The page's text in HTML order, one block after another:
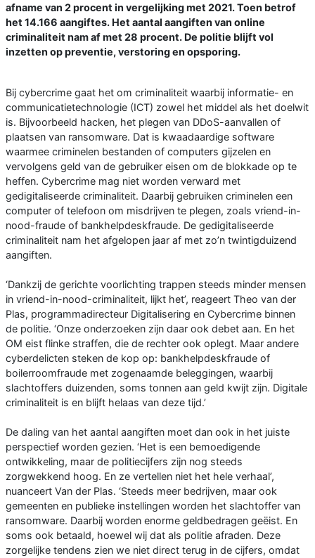
afname van 2 procent in vergelijking met 2021. Toen betrof
het 14.166 aangiftes. Het aantal aangiften van online
criminaliteit nam af met 28 procent. De politie blijft vol
inzetten op preventie, verstoring en opsporing.
Bij cybercrime gaat het om criminaliteit waarbij informatie- en
communicatietechnologie (ICT) zowel het middel als het doelwit
is. Bijvoorbeeld hacken, het plegen van DDoS-aanvallen of
plaatsen van ransomware. Dat is kwaadaardige software
waarmee criminelen bestanden of computers gijzelen en
vervolgens geld van de gebruiker eisen om de blokkade op te
heffen. Cybercrime mag niet worden verward met
gedigitaliseerde criminaliteit. Daarbij gebruiken criminelen een
computer of telefoon om misdrijven te plegen, zoals vriend-in-
nood-fraude of bankhelpdeskfraude. De gedigitaliseerde
criminaliteit nam het afgelopen jaar af met zo’n twintigduizend
aangiften.
‘Dankzij de gerichte voorlichting trappen steeds minder mensen
in vriend-in-nood-criminaliteit, lijkt het’, reageert Theo van der
Plas, programmadirecteur Digitalisering en Cybercrime binnen
de politie. ‘Onze onderzoeken zijn daar ook debet aan. En het
OM eist flinke straffen, die de rechter ook oplegt. Maar andere
cyberdelicten steken de kop op: bankhelpdeskfraude of
boilerroomfraude met zogenaamde beleggingen, waarbij
slachtoffers duizenden, soms tonnen aan geld kwijt zijn. Digitale
criminaliteit is en blijft helaas van deze tijd.’
De daling van het aantal aangiften moet dan ook in het juiste
perspectief worden gezien. ‘Het is een bemoedigende
ontwikkeling, maar de politiecijfers zijn nog steeds
zorgwekkend hoog. En ze vertellen niet het hele verhaal’,
nuanceert Van der Plas. ‘Steeds meer bedrijven, maar ook
gemeenten en publieke instellingen worden het slachtoffer van
ransomware. Daarbij worden enorme geldbedragen geëist. En
soms ook betaald, hoewel wij dat als politie afraden. Deze
zorgelijke tendens zien we niet direct terug in de cijfers, omdat